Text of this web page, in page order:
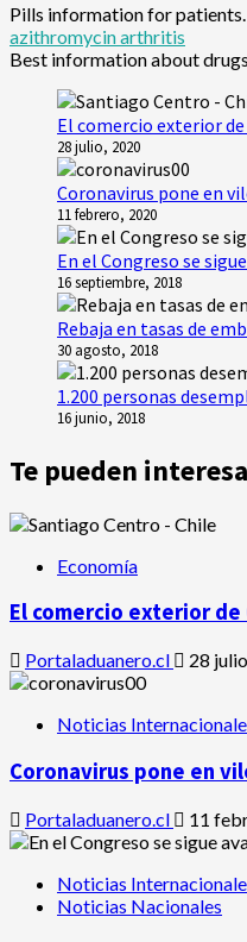
Pills information for
azithromycin arthritis
Best information about
El comercio exterior
28 julio, 2020
Coronavirus pone en
11 febrero, 2020
En el Congreso se
16 septiembre, 2018
Rebaja en tasas de
30 agosto, 2018
1.200 personas
16 junio, 2018
Te pueden
Economía
El comercio exterior
Portaladuanero.cl 28
Noticias
Coronavirus pone en
Portaladuanero.cl 11
Noticias
Noticias Nacionales